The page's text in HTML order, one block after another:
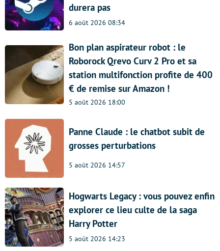
durera pas
6 août 2026 08:34
Bon plan aspirateur robot : le
Roborock Qrevo Curv 2 Pro et sa
station multifonction profite de 400
€ de remise sur Amazon !
5 août 2026 18:00
Panne Claude : le chatbot subit de
grosses perturbations
5 août 2026 14:57
Hogwarts Legacy : vous pouvez enfin
explorer ce lieu culte de la saga
Harry Potter
5 août 2026 14:23